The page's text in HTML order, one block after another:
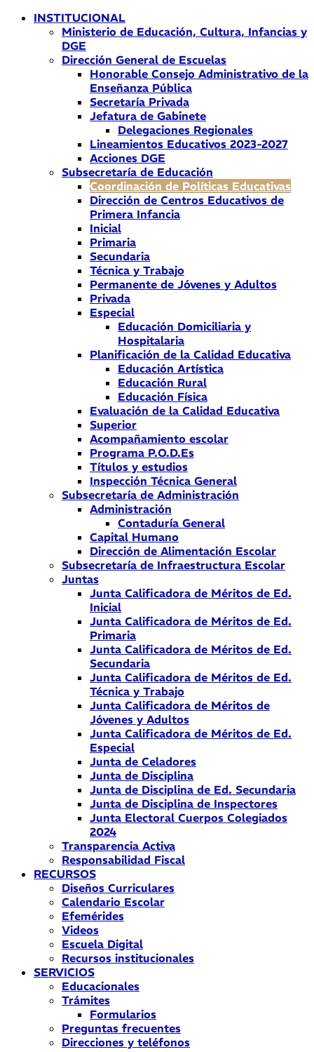
INSTITUCIONAL
Ministerio de Educación, Cultura, Infancias y
DGE
Dirección General de Escuelas
Honorable Consejo Administrativo de la
Enseñanza Pública
Secretaría Privada
Jefatura de Gabinete
Delegaciones Regionales
Lineamientos Educativos 2023-2027
Acciones DGE
Subsecretaría de Educación
Coordinación de Políticas Educativas
Dirección de Centros Educativos de
Primera Infancia
Inicial
Primaria
Secundaria
Técnica y Trabajo
Permanente de Jóvenes y Adultos
Privada
Especial
Educación Domiciliaria y
Hospitalaria
Planificación de la Calidad Educativa
Educación Artística
Educación Rural
Educación Física
Evaluación de la Calidad Educativa
Superior
Acompañamiento escolar
Programa P.O.D.Es
Títulos y estudios
Inspección Técnica General
Subsecretaría de Administración
Administración
Contaduría General
Capital Humano
Dirección de Alimentación Escolar
Subsecretaría de Infraestructura Escolar
Juntas
Junta Calificadora de Méritos de Ed.
Inicial
Junta Calificadora de Méritos de Ed.
Primaria
Junta Calificadora de Méritos de Ed.
Secundaria
Junta Calificadora de Méritos de Ed.
Técnica y Trabajo
Junta Calificadora de Méritos de
Jóvenes y Adultos
Junta Calificadora de Méritos de Ed.
Especial
Junta de Celadores
Junta de Disciplina
Junta de Disciplina de Ed. Secundaria
Junta de Disciplina de Inspectores
Junta Electoral Cuerpos Colegiados
2024
Transparencia Activa
Responsabilidad Fiscal
RECURSOS
Diseños Curriculares
Calendario Escolar
Efemérides
Videos
Escuela Digital
Recursos institucionales
SERVICIOS
Educacionales
Trámites
Formularios
Preguntas frecuentes
Direcciones y teléfonos